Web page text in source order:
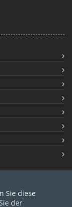
Sie diese
der